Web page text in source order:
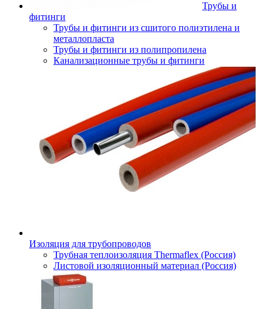
Трубы и
фитинги
Трубы и фитинги из сшитого полиэтилена и
металлопласта
Трубы и фитинги из полипропилена
Канализационные трубы и фитинги
Изоляция для трубопроводов
Трубная теплоизоляция Thermaflex (Россия)
Листовой изоляционный материал (Россия)